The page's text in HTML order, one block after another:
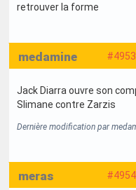
retrouver la forme
#4953
medamine
Jack Diarra ouvre son
Slimane contre Zarzis
Dernière modification par
#4954
meras